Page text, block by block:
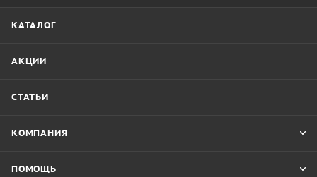
КАТАЛОГ
АКЦИИ
СТАТЬИ
КОМПАНИЯ
ПОМОЩЬ